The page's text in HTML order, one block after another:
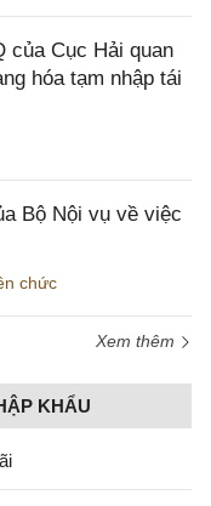
của Cục Hải quan
hóa tạm nhập tái
Bộ Nội vụ về việc
chức
Xem thêm
KHẨU